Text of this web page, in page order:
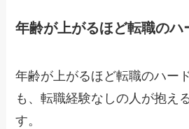
年齢が上がるほど転職のハ
年齢が上がるほど転職のハー
も、転職経験なしの人が抱え
す。